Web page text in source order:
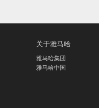
关于雅马哈
雅马哈集团
雅马哈中国